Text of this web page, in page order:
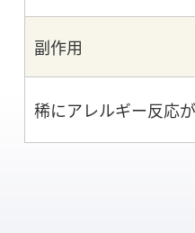
副作用
稀にアレルギー反応